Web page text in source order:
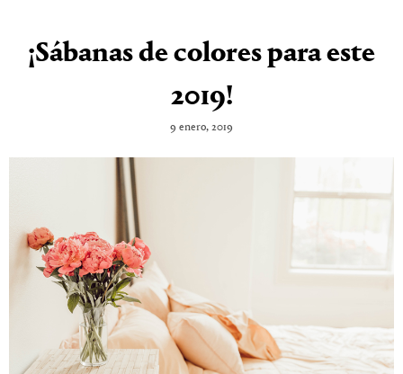
¡Sábanas de colores para este
2019!
9 enero, 2019